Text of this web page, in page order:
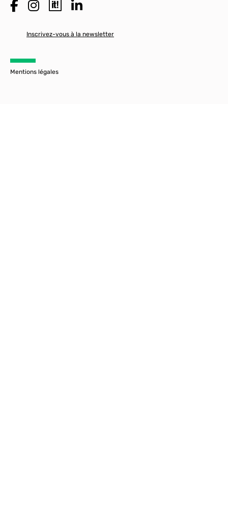
Inscrivez-vous à la newsletter
Mentions légales